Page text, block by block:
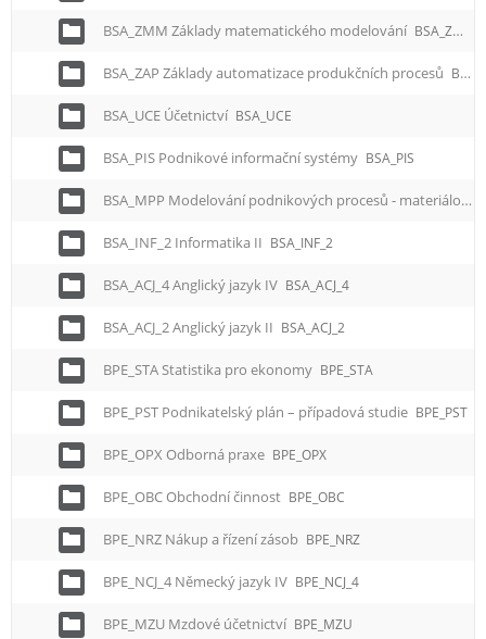
BSA_ZMM Základy matematického modelování BSA_ZMM
BSA_ZAP Základy automatizace produkčních procesů BSA_ZAP
BSA_UCE Účetnictví BSA_UCE
BSA_PIS Podnikové informační systémy BSA_PIS
BSA_MPP Modelování podnikových procesů - materiálové toky
BSA_INF_2 Informatika II BSA_INF_2
BSA_ACJ_4 Anglický jazyk IV BSA_ACJ_4
BSA_ACJ_2 Anglický jazyk II BSA_ACJ_2
BPE_STA Statistika pro ekonomy BPE_STA
BPE_PST Podnikatelský plán – případová studie BPE_PST
BPE_OPX Odborná praxe BPE_OPX
BPE_OBC Obchodní činnost BPE_OBC
BPE_NRZ Nákup a řízení zásob BPE_NRZ
BPE_NCJ_4 Německý jazyk IV BPE_NCJ_4
BPE_MZU Mzdové účetnictví BPE_MZU